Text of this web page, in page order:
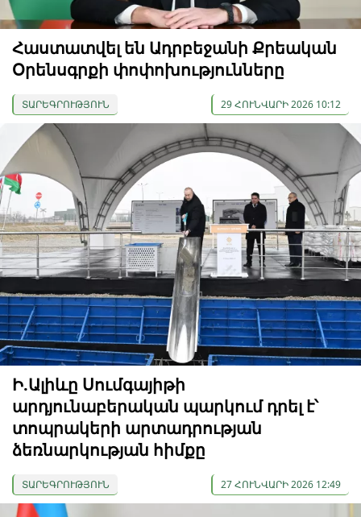
Հաստատվել են Ադրբեջանի Քրեական
Օրենսգրքի փոփոխությունները
ՏԱՐԵԳՐՈՒԹՅՈՒՆ 29 ՀՈՒՆՎԱՐԻ 2026 10:12
Ի.Ալիևը Սումգայիթի
արդյունաբերական պարկում դրել է՝
տոպրակերի արտադրության
ձեռնարկության հիմքը
ՏԱՐԵԳՐՈՒԹՅՈՒՆ 27 ՀՈՒՆՎԱՐԻ 2026 12:49